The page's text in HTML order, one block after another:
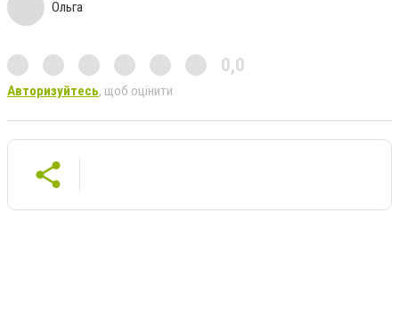
Ольга
0,0
Авторизуйтесь, щоб оцінити